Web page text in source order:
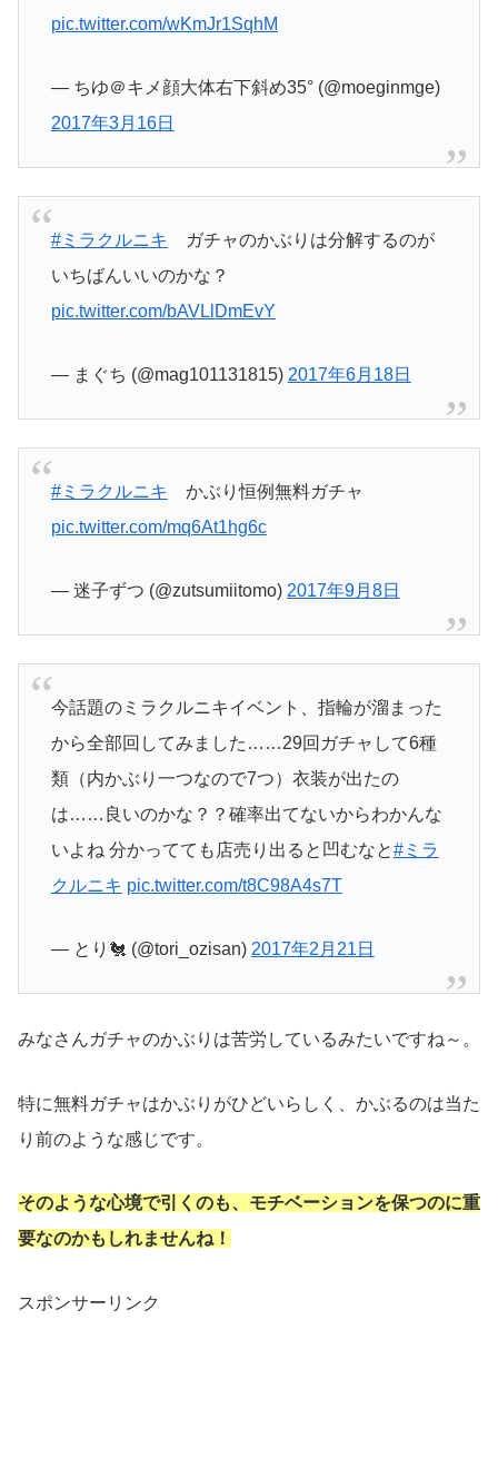
pic.twitter.com/wKmJr1SqhM
— ちゆ＠キメ顔大体右下斜め35° (@moeginmge)
2017年3月16日
#ミラクルニキ
ガチャのかぶりは分解するのが
いちばんいいのかな？
pic.twitter.com/bAVLlDmEvY
— まぐち (@mag101131815) 2017年6月18日
#ミラクルニキ
かぶり恒例無料ガチャ
pic.twitter.com/mq6At1hg6c
— 迷子ずつ (@zutsumiitomo) 2017年9月8日
今話題のミラクルニキイベント、指輪が溜まった
から全部回してみました……29回ガチャして6種
類（内かぶり一つなので7つ）衣装が出たの
は……良いのかな？？確率出てないからわかんな
いよね 分かってても店売り出ると凹むなと#ミラ
クルニキ pic.twitter.com/t8C98A4s7T
— とり🐔 (@tori_ozisan) 2017年2月21日
みなさんガチャのかぶりは苦労しているみたいですね～。
特に無料ガチャはかぶりがひどいらしく、かぶるのは当た
り前のような感じです。
そのような心境で引くのも、モチベーションを保つのに重
要なのかもしれませんね！
スポンサーリンク